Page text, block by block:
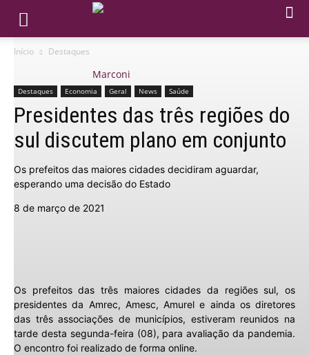
Início Destaques
Destaques Economia Geral News Saúde
Presidentes das três regiões do
sul discutem plano em conjunto
Os prefeitos das maiores cidades decidiram aguardar,
esperando uma decisão do Estado
8 de março de 2021
Os prefeitos das três maiores cidades da regiões sul, os
presidentes da Amrec, Amesc, Amurel e ainda os diretores
das três associações de municípios, estiveram reunidos na
tarde desta segunda-feira (08), para avaliação da pandemia.
O encontro foi realizado de forma online.